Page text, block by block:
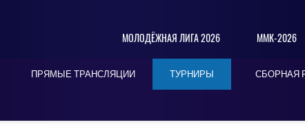
МОЛОДЁЖНАЯ ЛИГА 2026 ММК-2026
ПРЯМЫЕ ТРАНСЛЯЦИИ ТУРНИРЫ СБОРНАЯ